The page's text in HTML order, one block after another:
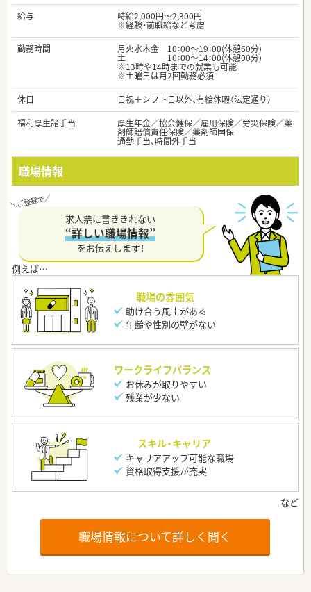
給与
時給2,000円～2,300円
※経験・前職給など考慮
勤務時間
月火水木金 10：00～19：00(休憩60分)
土 10：00～14：00(休憩00分)
※13時や14時までの就業も可能
※土曜日は月2回勤務必須
休日
日祝＋シフト日以外、有給休暇（法定通り）
福利厚生諸手当
厚生年金／協会健保／雇用保険／労災保険／薬
剤師賠償責任保険／薬剤師国保
通勤手当、時間外手当
職場情報
求人票に書ききれない
“詳しい職場情報”
をお伝えします！
職場の雰囲気
助け合う風土がある
年齢や性別の壁がない
ワークライフバランス
お休みが取りやすい
残業が少ない
スキル・キャリア
キャリアアップ可能な職場
資格取得支援が充実
職場情報について詳しく聞く